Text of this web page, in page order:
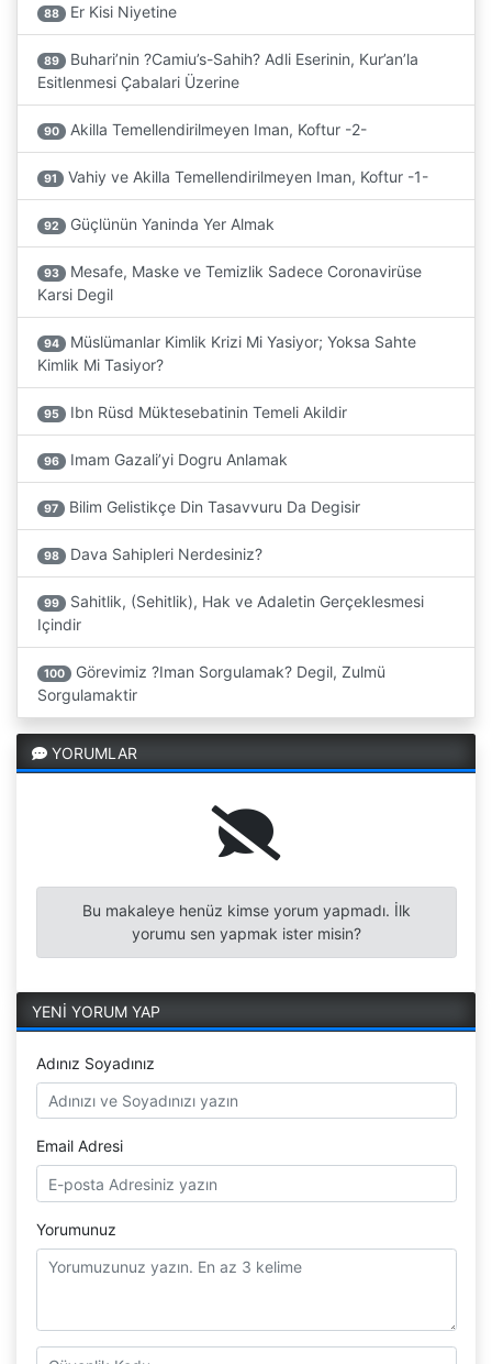
88 Er Kisi Niyetine
89
Buhari’nin ?Camiu’s-Sahih? Adli Eserinin, Kur’an’la
Esitlenmesi Çabalari Üzerine
90 Akilla Temellendirilmeyen Iman, Koftur -2-
91 Vahiy ve Akilla Temellendirilmeyen Iman, Koftur -1-
92 Güçlünün Yaninda Yer Almak
93
Mesafe, Maske ve Temizlik Sadece Coronavirüse
Karsi Degil
94
Müslümanlar Kimlik Krizi Mi Yasiyor; Yoksa Sahte
Kimlik Mi Tasiyor?
95 Ibn Rüsd Müktesebatinin Temeli Akildir
96 Imam Gazali’yi Dogru Anlamak
97 Bilim Gelistikçe Din Tasavvuru Da Degisir
98 Dava Sahipleri Nerdesiniz?
99
Sahitlik, (Sehitlik), Hak ve Adaletin Gerçeklesmesi
Içindir
100
Görevimiz ?Iman Sorgulamak? Degil, Zulmü
Sorgulamaktir
YORUMLAR
Bu makaleye henüz kimse yorum yapmadı. İlk
yorumu sen yapmak ister misin?
YENİ YORUM YAP
Adınız Soyadınız
Email Adresi
Yorumunuz